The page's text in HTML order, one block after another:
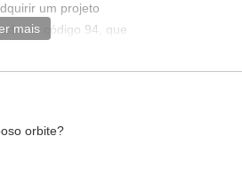
um projeto
no código 94, que
seu terreno, clicando
personalizado
mais
orbite?